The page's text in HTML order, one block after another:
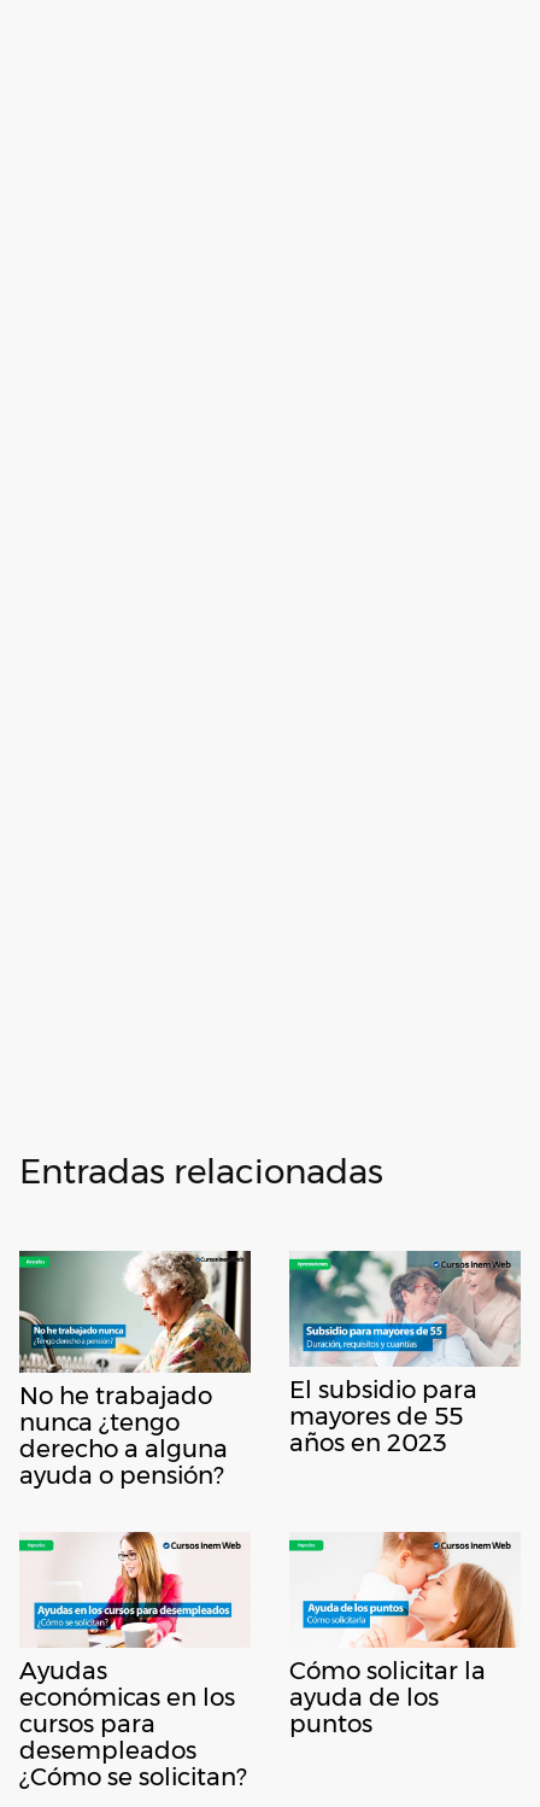
Entradas relacionadas
No he trabajado
nunca ¿tengo
derecho a alguna
ayuda o pensión?
El subsidio para
mayores de 55
años en 2023
Ayudas
económicas en los
cursos para
desempleados
¿Cómo se solicitan?
Cómo solicitar la
ayuda de los
puntos